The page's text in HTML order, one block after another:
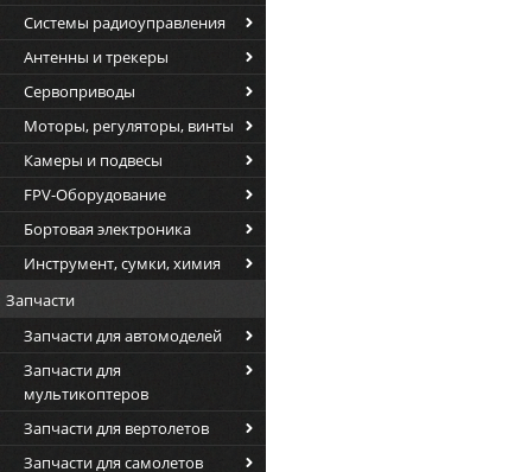
Системы радиоуправления
Антенны и трекеры
Сервоприводы
Моторы, регуляторы, винты
Камеры и подвесы
FPV-Оборудование
Бортовая электроника
Инструмент, сумки, химия
Запчасти
Запчасти для автомоделей
Запчасти для
мультикоптеров
Запчасти для вертолетов
Запчасти для самолетов